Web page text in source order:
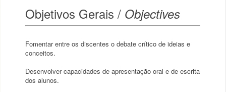
Objetivos Gerais / Objectives
Fomentar entre os discentes o debate crítico de ideias e
conceitos.
Desenvolver capacidades de apresentação oral e de escrita
dos alunos.